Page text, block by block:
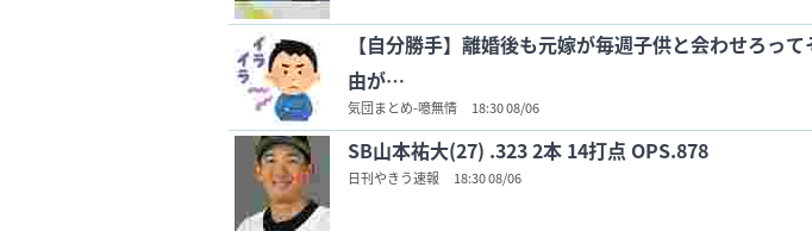
【自分勝手】離婚後も元嫁が毎週子供と会わせろって
由が…
気団まとめ-噫無情 18:30 08/06
SB山本祐大(27) .323 2本 14打点 OPS.878
日刊やきう速報 18:30 08/06